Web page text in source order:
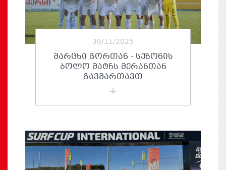
30/11/2025
ᲛᲐᲠᲪᲮᲘ ᲒᲝᲠᲗᲐᲜ - ᲡᲔᲖᲝᲜᲘᲡ
ᲑᲝᲚᲝ ᲛᲐᲢᲩᲡ ᲛᲔᲠᲐᲜᲗᲐᲜ
ᲒᲐᲕᲛᲐᲠᲗᲐᲕᲗ